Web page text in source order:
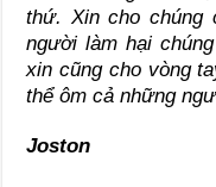
thứ. Xin cho chúng
người làm hại
xin cũng cho vòng
thể ôm cả những
Joston